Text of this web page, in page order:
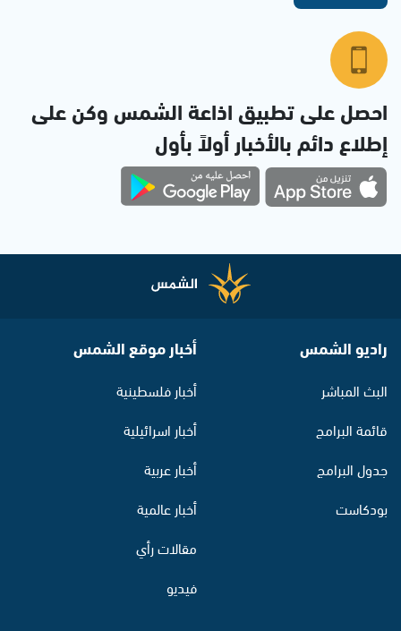
احصل على تطبيق اذاعة الشمس وكن على
إطلاع دائم بالأخبار أولاً بأول
راديو الشمس
البث المباشر
قائمة البرامج
جدول البرامج
بودكاست
أخبار موقع الشمس
أخبار فلسطينية
أخبار اسرائيلية
أخبار عربية
أخبار عالمية
مقالات رأي
فيديو